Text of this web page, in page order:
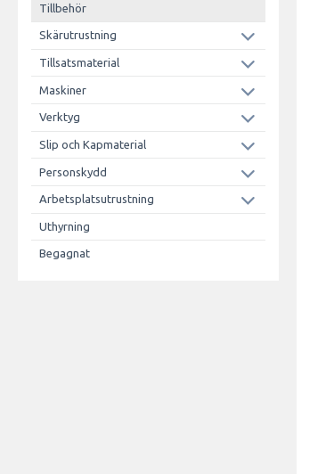
Tillbehör
Skärutrustning
Tillsatsmaterial
Maskiner
Verktyg
Slip och Kapmaterial
Personskydd
Arbetsplatsutrustning
Uthyrning
Begagnat